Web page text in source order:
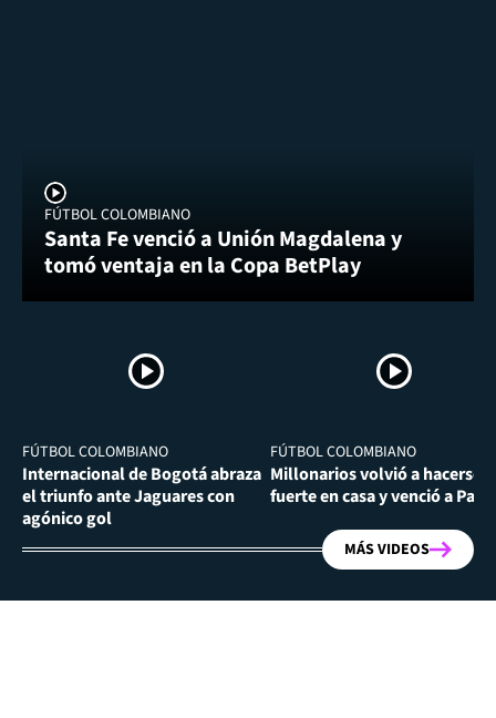
FÚTBOL COLOMBIANO
Santa Fe venció a Unión Magdalena y
tomó ventaja en la Copa BetPlay
FÚTBOL COLOMBIANO
Internacional de Bogotá abraza
el triunfo ante Jaguares con
agónico gol
FÚTBOL COLOMBIANO
Millonarios volvió a hacerse
fuerte en casa y venció a
MÁS VIDEOS